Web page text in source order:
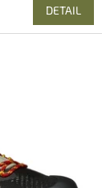
DETAIL